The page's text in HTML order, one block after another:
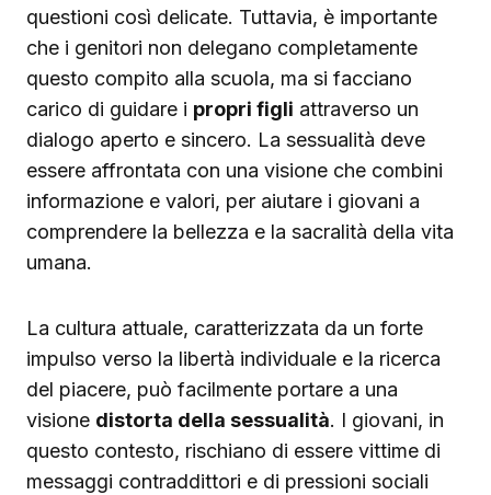
questioni così delicate. Tuttavia, è importante
che i genitori non delegano completamente
questo compito alla scuola, ma si facciano
carico di guidare i propri figli attraverso un
dialogo aperto e sincero. La sessualità deve
essere affrontata con una visione che combini
informazione e valori, per aiutare i giovani a
comprendere la bellezza e la sacralità della vita
umana.
La cultura attuale, caratterizzata da un forte
impulso verso la libertà individuale e la ricerca
del piacere, può facilmente portare a una
visione distorta della sessualità. I giovani, in
questo contesto, rischiano di essere vittime di
messaggi contraddittori e di pressioni sociali